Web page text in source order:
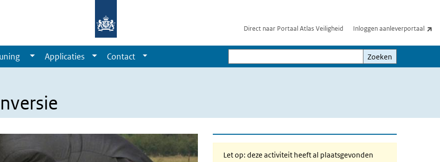
Direct naar Portaal Atlas Veiligheid Inloggen aanleverportaal
Applicaties Contact
Zoeken
Zoeken
Let op: deze activiteit heeft al plaatsgevonden